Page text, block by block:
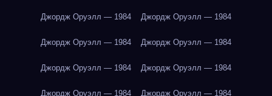
Джордж Оруэлл — 1984 Джордж Оруэлл — 1984
Джордж Оруэлл — 1984 Джордж Оруэлл — 1984
Джордж Оруэлл — 1984 Джордж Оруэлл — 1984
Джордж Оруэлл — 1984 Джордж Оруэлл — 1984